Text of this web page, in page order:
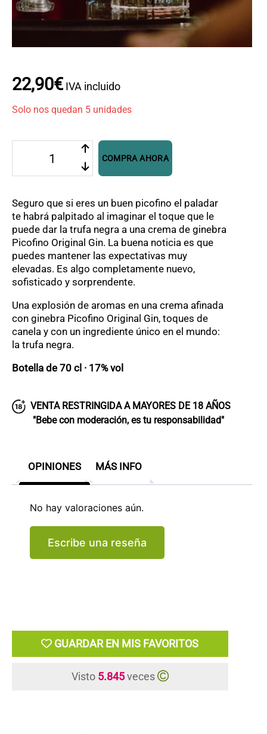
DECORACIÓN
AGENDA
CONTACTO
22,90€ IVA incluido
Solo nos quedan 5 unidades
de
con
Trufa
Negra
cantidad
COMPRA AHORA
Seguro que si eres un buen picofino el paladar
te habrá palpitado al imaginar el toque que le
puede dar la trufa negra a una crema de ginebra
Picofino Original Gin. La buena noticia es que
puedes mantener las expectativas muy
elevadas. Es algo completamente nuevo,
sofisticado y sorprendente.
Una explosión de aromas en una crema afinada
con ginebra Picofino Original Gin, toques de
canela y con un ingrediente único en el mundo:
la trufa negra.
Botella de 70 cl · 17% vol
VENTA RESTRINGIDA A MAYORES DE 18 AÑOS
"Bebe con moderación, es tu responsabilidad"
OPINIONES MÁS INFO
No hay valoraciones aún.
Escribe una reseña
GUARDAR EN MIS FAVORITOS
Visto 5.845veces